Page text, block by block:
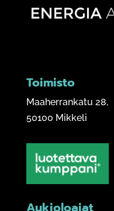
Toimisto
Maaherrankatu 28,
50100 Mikkeli
Aukioloajat